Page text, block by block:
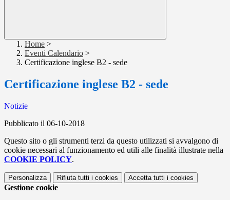
Home >
Eventi Calendario >
Certificazione inglese B2 - sede
Certificazione inglese B2 - sede
Notizie
Pubblicato il 06-10-2018
Questo sito o gli strumenti terzi da questo utilizzati si avvalgono di
cookie necessari al funzionamento ed utili alle finalità illustrate nella
COOKIE POLICY.
Personalizza Rifiuta tutti i cookies Accetta tutti i cookies
Gestione cookie